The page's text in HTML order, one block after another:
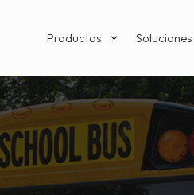
Productos 3 Soluciones